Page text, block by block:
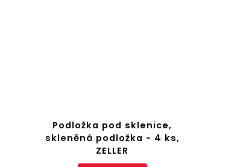
Podložka pod sklenice,
skleněná podložka - 4 ks,
ZELLER